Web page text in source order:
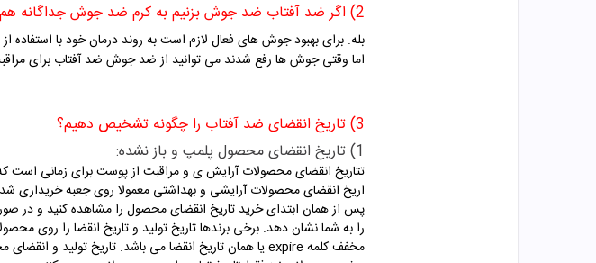
2) اگر ضد آفتاب ضد جوش بزنیم به کرم ضد جوش جداگانه هم نیاز داریم؟
بله. برای بهبود جوش های فعال لازم است به روند درمان خود با استفاده از
اما وقتی جوش ها رفع شدند می توانید از ضد جوش ضد آفتاب برای
3) تاریخ انقضای ضد آفتاب را چگونه تشخیص دهیم؟
1) تاریخ انقضای محصول پلمپ و باز نشده:
تتاریخ انقضای محصولات آرایش ی و مراقبت از پوست برای زمانی
اریخ انقضای محصولات آرایشی و بهداشتی معمولا روی جعبه خریداری
پس از همان ابتدای خرید تاریخ انقضای محصول را مشاهده کنید و در
مخفف کلمه expire یا همان تاریخ انقضا می باشد. تاریخ تولید و انقضای محصولات ممکن است به سال میلادی یا شمسی نوشته شوند.